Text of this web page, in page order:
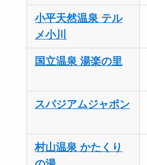
小平天然温泉 テル
メ小川
国立温泉 湯楽の里
スパジアムジャポン
村山温泉 かたくり